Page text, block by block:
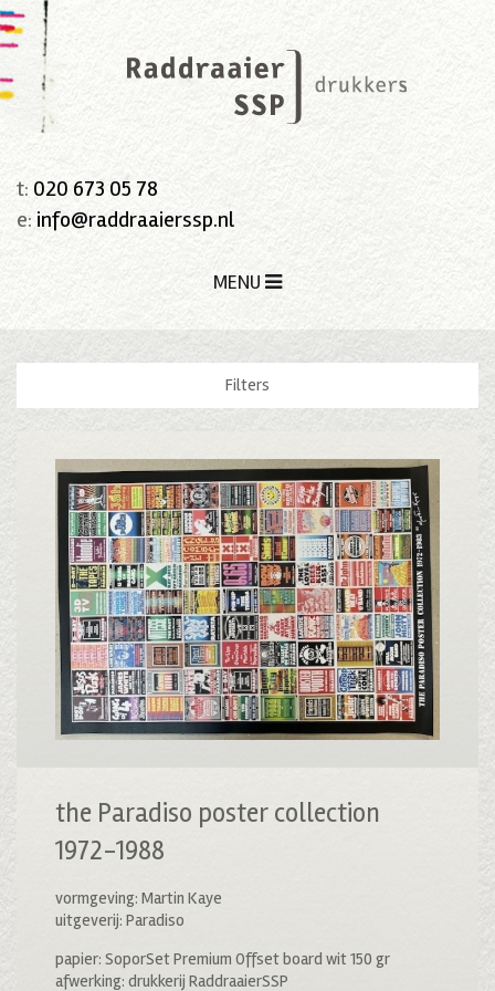
t: 020 673 05 78
e: info@raddraaierssp.nl
MENU
Filters
the Paradiso poster collection
1972-1988
vormgeving: Martin Kaye
uitgeverij: Paradiso
papier: SoporSet Premium Offset board wit 150 gr
afwerking: drukkerij RaddraaierSSP